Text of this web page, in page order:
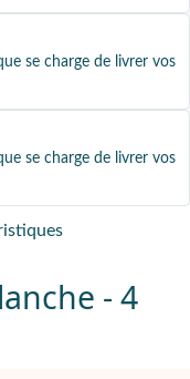
se charge de livrer vos
se charge de livrer vos
- 4